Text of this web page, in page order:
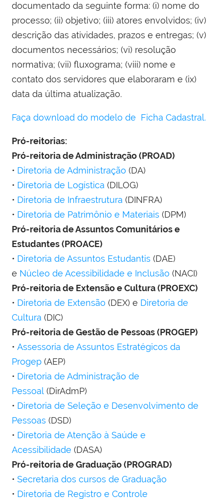
documentado da seguinte forma: (i) nome do
processo; (ii) objetivo; (iii) atores envolvidos; (iv)
descrição das atividades, prazos e entregas; (v)
documentos necessários; (vi) resolução
normativa; (vii) fluxograma; (viii) nome e
contato dos servidores que elaboraram e (ix)
data da última atualização.
Faça download do modelo de Ficha Cadastral.
Pró-reitorias:
Pró-reitoria de Administração (PROAD)
• Diretoria de Administração (DA)
• Diretoria de Logística (DILOG)
• Diretoria de Infraestrutura (DINFRA)
• Diretoria de Patrimônio e Materiais (DPM)
Pró-reitoria de Assuntos Comunitários e
Estudantes (PROACE)
• Diretoria de Assuntos Estudantis (DAE)
e Núcleo de Acessibilidade e Inclusão (NACI)
Pró-reitoria de Extensão e Cultura (PROEXC)
• Diretoria de Extensão (DEX) e Diretoria de
Cultura (DIC)
Pró-reitoria de Gestão de Pessoas (PROGEP)
• Assessoria de Assuntos Estratégicos da
Progep (AEP)
• Diretoria de Administração de
Pessoal (DirAdmP)
• Diretoria de Seleção e Desenvolvimento de
Pessoas (DSD)
• Diretoria de Atenção à Saúde e
Acessibilidade (DASA)
Pró-reitoria de Graduação (PROGRAD)
• Secretaria dos cursos de Graduação
• Diretoria de Registro e Controle